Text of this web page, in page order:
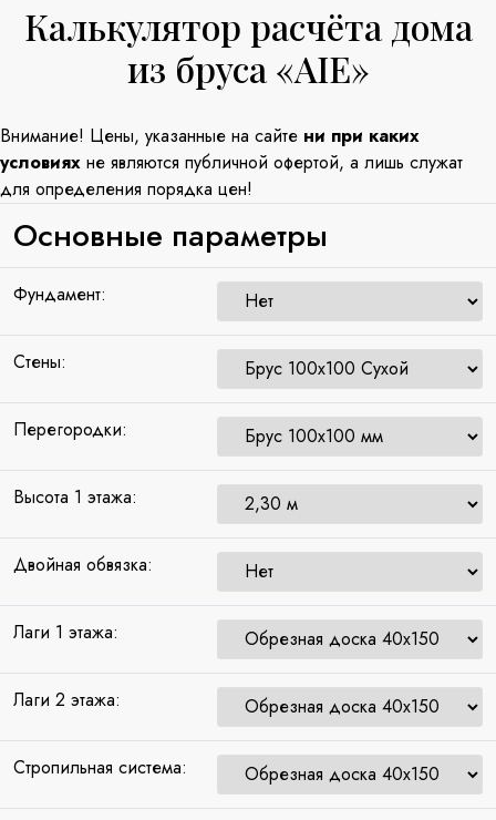
Калькулятор расчёта дома
из бруса «AIE»
Внимание! Цены, указанные на сайте ни при каких
условиях не являются публичной офертой, а лишь служат
для определения порядка цен!
Основные параметры
Фундамент:
Стены:
Перегородки:
Высота 1 этажа:
Двойная обвязка:
Лаги 1 этажа:
Лаги 2 этажа:
Стропильная система: